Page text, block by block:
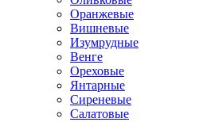
Оранжевые
Вишневые
Изумрудные
Венге
Ореховые
Янтарные
Сиреневые
Салатовые